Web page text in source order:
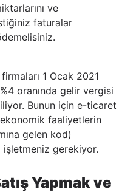
ve
faturalar
1 Ocak 2021
oranında gelir vergisi
Bunun için e-ticaret
faaliyetlerin
gelen kod)
işletmeniz gerekiyor.
Yapmak ve